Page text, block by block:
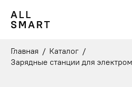
Главная / Каталог /
Зарядные станции для